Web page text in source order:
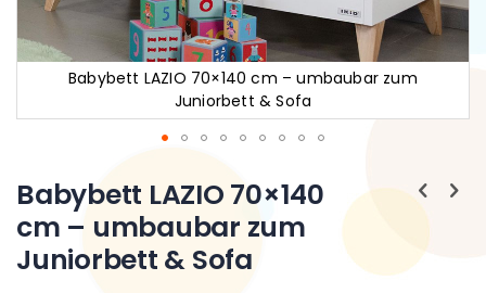
Babybett LAZIO 70×140 cm – umbaubar zum
Juniorbett & Sofa
Anfang
der
Bildgalerie
springen
Babybett LAZIO 70×140
cm – umbaubar zum
Juniorbett & Sofa